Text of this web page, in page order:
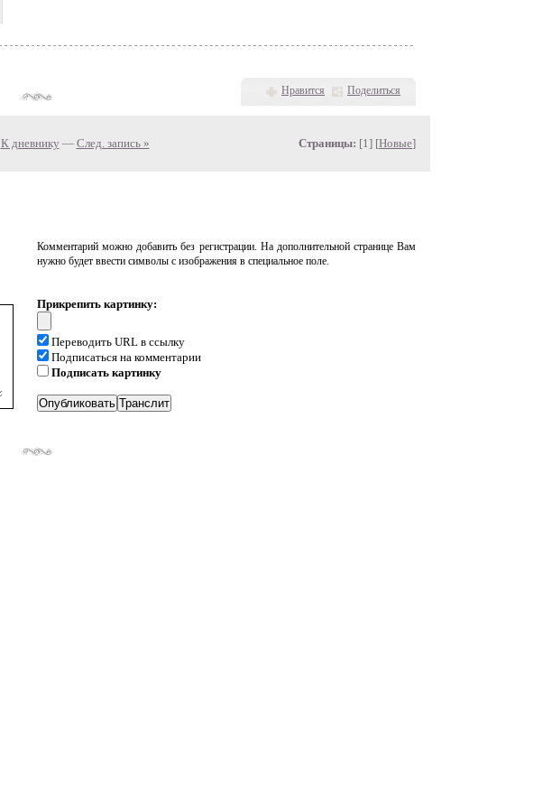
Нравится Поделиться
К дневнику — След. запись » Страницы: [1] [Новые]
Комментарий можно добавить без регистрации. На дополнительной странице Вам
нужно будет ввести символы с изображения в специальное поле.
Прикрепить картинку:
Переводить URL в ссылку
Подписаться на комментарии
Подписать картинку